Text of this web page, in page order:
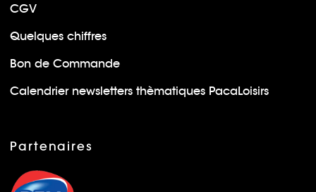
CGV
Quelques chiffres
Bon de Commande
Calendrier newsletters thèmatiques PacaLoisirs
Partenaires